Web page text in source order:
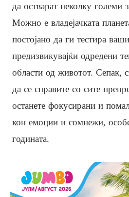
да остварат неколку големи
Можно е владејачката
постојано да ги тестира
предизвикувајќи одредени
области од животот. Сепак,
да се справите со сите
останете фокусирани и
кон емоции и сомнежи,
годината.